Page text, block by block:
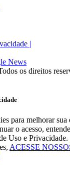
|
os direitos
para melhorar sua
o acesso,
Uso e Privacidade.
ACESSE